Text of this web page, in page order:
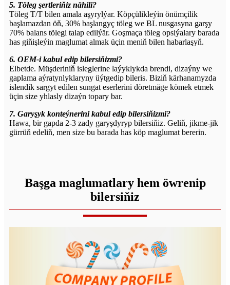
5. Töleg şertleriňiz nähili?
Töleg T/T bilen amala aşyrylýar. Köpçülikleýin önümçilik
başlamazdan öň, 30% başlangyç töleg we BL nusgasyna garşy
70% balans tölegi talap edilýär. Goşmaça töleg opsiýalary barada
has giňişleýin maglumat almak üçin meniň bilen habarlaşyň.
6. OEM-i kabul edip bilersiňizmi?
Elbetde. Müşderiniň isleglerine laýyklykda brendi, dizaýny we
gaplama aýratynlyklaryny üýtgedip bileris. Biziň kärhanamyzda
islendik sargyt edilen sungat eserlerini döretmäge kömek etmek
üçin size yhlasly dizaýn topary bar.
7. Garyşyk konteýnerini kabul edip bilersiňizmi?
Hawa, bir gapda 2-3 zady garyşdyryp bilersiňiz. Geliň, jikme-jik
gürrüň edeliň, men size bu barada has köp maglumat bererin.
Başga maglumatlary hem öwrenip
bilersiňiz